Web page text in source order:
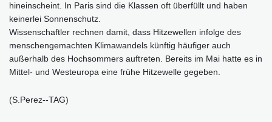
hineinscheint. In Paris sind die Klassen oft überfüllt und haben
keinerlei Sonnenschutz.
Wissenschaftler rechnen damit, dass Hitzewellen infolge des
menschengemachten Klimawandels künftig häufiger auch
außerhalb des Hochsommers auftreten. Bereits im Mai hatte es in
Mittel- und Westeuropa eine frühe Hitzewelle gegeben.
(S.Perez--TAG)